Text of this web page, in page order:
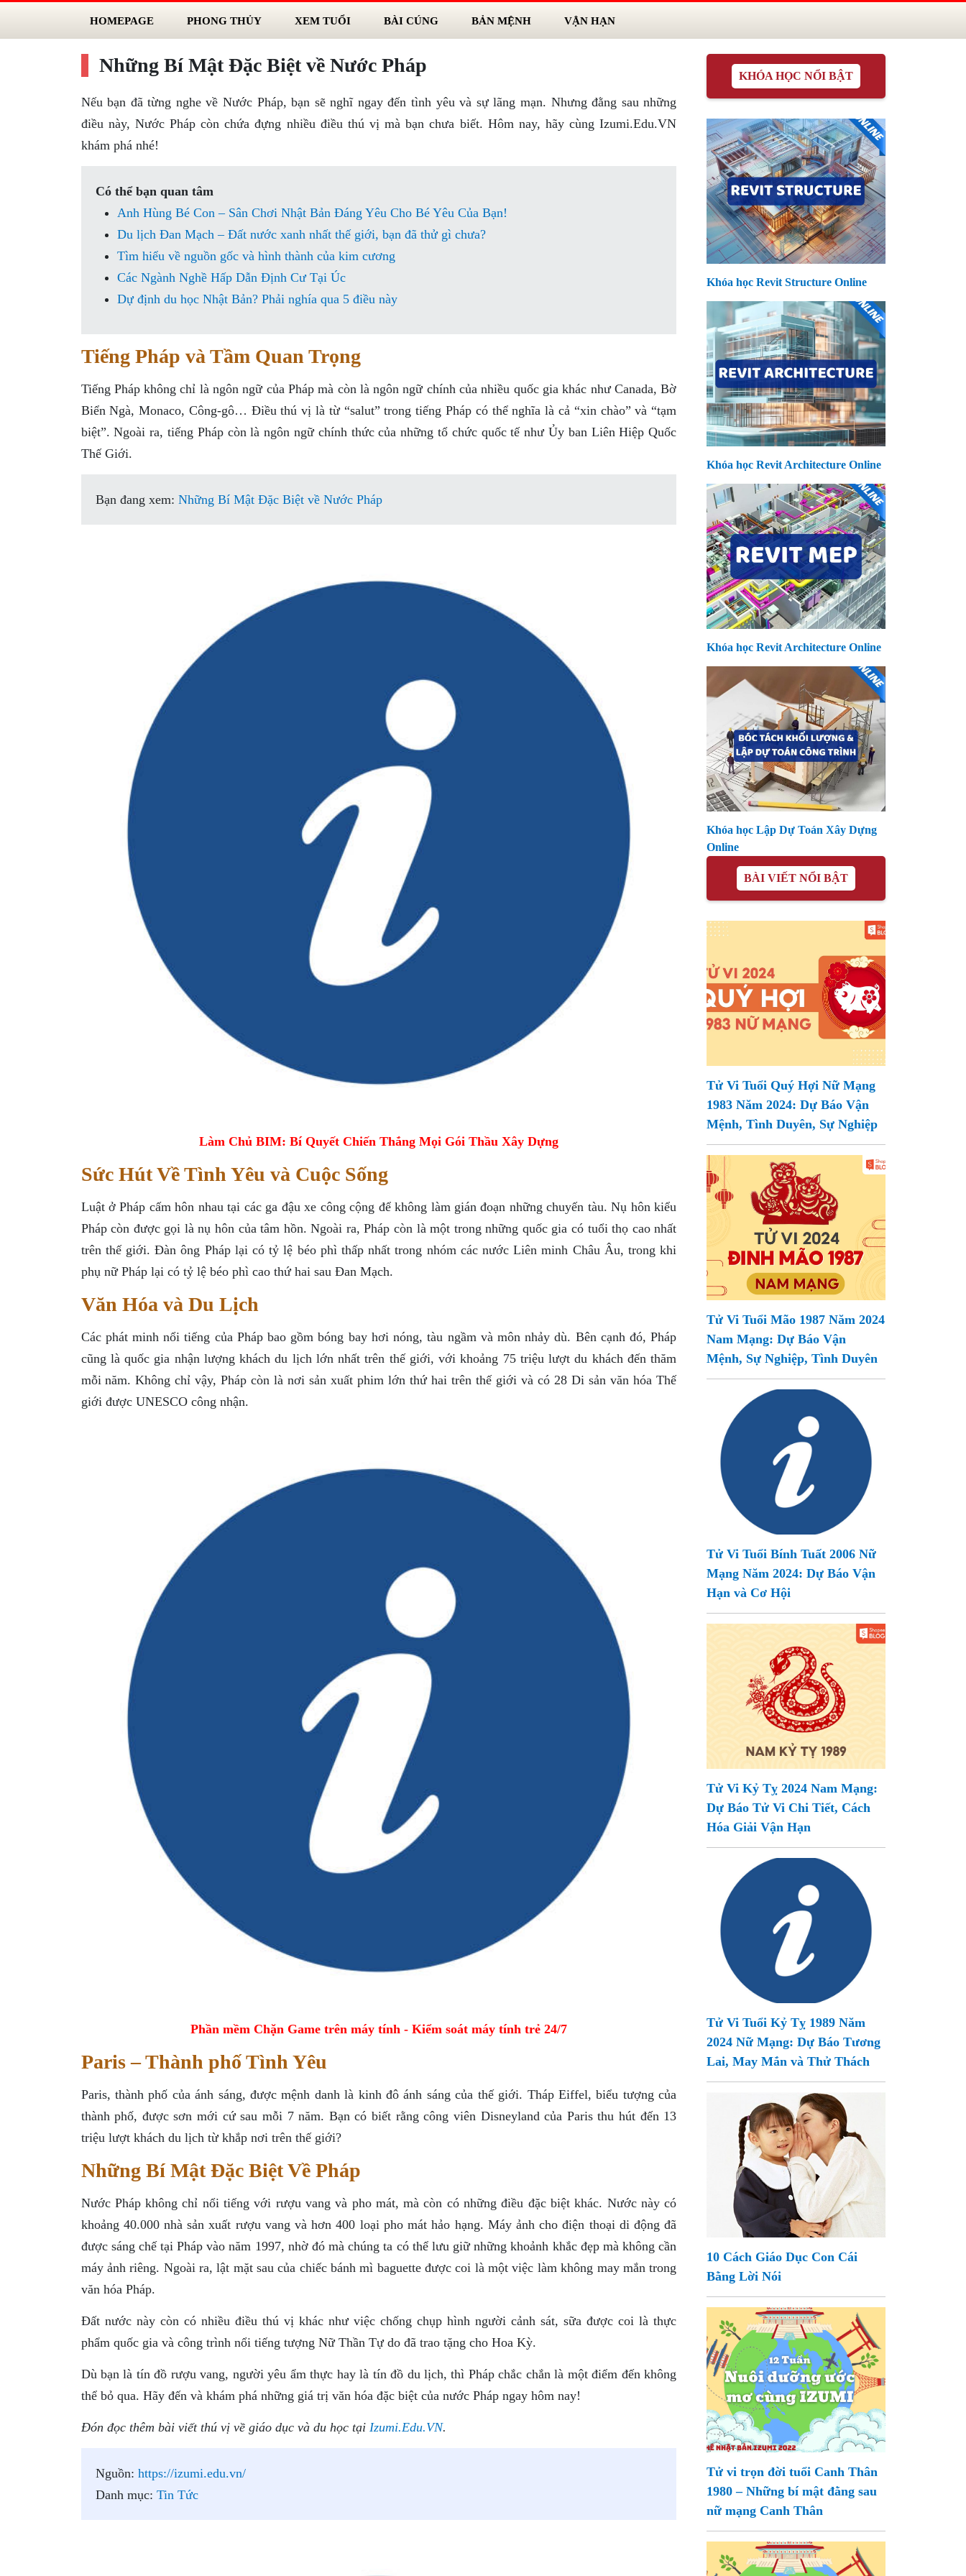
HOMEPAGE PHONG THỦY XEM TUỔI BÀI CÚNG BẢN MỆNH VẬN HẠN
Những Bí Mật Đặc Biệt về Nước Pháp
Nếu bạn đã từng nghe về Nước Pháp, bạn sẽ nghĩ ngay đến tình yêu và sự lãng mạn. Nhưng đằng sau những
điều này, Nước Pháp còn chứa đựng nhiều điều thú vị mà bạn chưa biết. Hôm nay, hãy cùng Izumi.Edu.VN
khám phá nhé!
Có thể bạn quan tâm
Anh Hùng Bé Con – Sân Chơi Nhật Bản Đáng Yêu Cho Bé Yêu Của Bạn!
Du lịch Đan Mạch – Đất nước xanh nhất thế giới, bạn đã thử gì chưa?
Tìm hiểu về nguồn gốc và hình thành của kim cương
Các Ngành Nghề Hấp Dẫn Định Cư Tại Úc
Dự định du học Nhật Bản? Phải nghía qua 5 điều này
Tiếng Pháp và Tầm Quan Trọng
Tiếng Pháp không chỉ là ngôn ngữ của Pháp mà còn là ngôn ngữ chính của nhiều quốc gia khác như Canada, Bờ
Biển Ngà, Monaco, Công-gô… Điều thú vị là từ “salut” trong tiếng Pháp có thể nghĩa là cả “xin chào” và “tạm
biệt”. Ngoài ra, tiếng Pháp còn là ngôn ngữ chính thức của những tổ chức quốc tế như Ủy ban Liên Hiệp Quốc
Thế Giới.
Bạn đang xem: Những Bí Mật Đặc Biệt về Nước Pháp
Làm Chủ BIM: Bí Quyết Chiến Thắng Mọi Gói Thầu Xây Dựng
Sức Hút Về Tình Yêu và Cuộc Sống
Luật ở Pháp cấm hôn nhau tại các ga đậu xe công cộng để không làm gián đoạn những chuyến tàu. Nụ hôn kiểu
Pháp còn được gọi là nụ hôn của tâm hồn. Ngoài ra, Pháp còn là một trong những quốc gia có tuổi thọ cao nhất
trên thế giới. Đàn ông Pháp lại có tỷ lệ béo phì thấp nhất trong nhóm các nước Liên minh Châu Âu, trong khi
phụ nữ Pháp lại có tỷ lệ béo phì cao thứ hai sau Đan Mạch.
Văn Hóa và Du Lịch
Các phát minh nổi tiếng của Pháp bao gồm bóng bay hơi nóng, tàu ngầm và môn nhảy dù. Bên cạnh đó, Pháp
cũng là quốc gia nhận lượng khách du lịch lớn nhất trên thế giới, với khoảng 75 triệu lượt du khách đến thăm
mỗi năm. Không chỉ vậy, Pháp còn là nơi sản xuất phim lớn thứ hai trên thế giới và có 28 Di sản văn hóa Thế
giới được UNESCO công nhận.
Phần mềm Chặn Game trên máy tính - Kiểm soát máy tính trẻ 24/7
Paris – Thành phố Tình Yêu
Paris, thành phố của ánh sáng, được mệnh danh là kinh đô ánh sáng của thế giới. Tháp Eiffel, biểu tượng của
thành phố, được sơn mới cứ sau mỗi 7 năm. Bạn có biết rằng công viên Disneyland của Paris thu hút đến 13
triệu lượt khách du lịch từ khắp nơi trên thế giới?
Những Bí Mật Đặc Biệt Về Pháp
Nước Pháp không chỉ nổi tiếng với rượu vang và pho mát, mà còn có những điều đặc biệt khác. Nước này có
khoảng 40.000 nhà sản xuất rượu vang và hơn 400 loại pho mát hảo hạng. Máy ảnh cho điện thoại di động đã
được sáng chế tại Pháp vào năm 1997, nhờ đó mà chúng ta có thể lưu giữ những khoảnh khắc đẹp mà không cần
máy ảnh riêng. Ngoài ra, lật mặt sau của chiếc bánh mì baguette được coi là một việc làm không may mắn trong
văn hóa Pháp.
Đất nước này còn có nhiều điều thú vị khác như việc chống chụp hình người cảnh sát, sữa được coi là thực
phẩm quốc gia và công trình nổi tiếng tượng Nữ Thần Tự do đã trao tặng cho Hoa Kỳ.
Dù bạn là tín đồ rượu vang, người yêu ẩm thực hay là tín đồ du lịch, thì Pháp chắc chắn là một điểm đến không
thể bỏ qua. Hãy đến và khám phá những giá trị văn hóa đặc biệt của nước Pháp ngay hôm nay!
Đón đọc thêm bài viết thú vị về giáo dục và du học tại Izumi.Edu.VN.
Nguồn: https://izumi.edu.vn/
Danh mục: Tin Tức
KHÓA HỌC NỔI BẬT
Khóa học Revit Structure Online
Khóa học Revit Architecture Online
Khóa học Revit Architecture Online
Khóa học Lập Dự Toán Xây Dựng
Online
BÀI VIẾT NỔI BẬT
Tử Vi Tuổi Quý Hợi Nữ Mạng
1983 Năm 2024: Dự Báo Vận
Mệnh, Tình Duyên, Sự Nghiệp
Tử Vi Tuổi Mão 1987 Năm 2024
Nam Mạng: Dự Báo Vận
Mệnh, Sự Nghiệp, Tình Duyên
Tử Vi Tuổi Bính Tuất 2006 Nữ
Mạng Năm 2024: Dự Báo Vận
Hạn và Cơ Hội
Tử Vi Kỷ Tỵ 2024 Nam Mạng:
Dự Báo Tử Vi Chi Tiết, Cách
Hóa Giải Vận Hạn
Tử Vi Tuổi Kỷ Tỵ 1989 Năm
2024 Nữ Mạng: Dự Báo Tương
Lai, May Mắn và Thử Thách
10 Cách Giáo Dục Con Cái
Bằng Lời Nói
Tử vi trọn đời tuổi Canh Thân
1980 – Những bí mật đằng sau
nữ mạng Canh Thân